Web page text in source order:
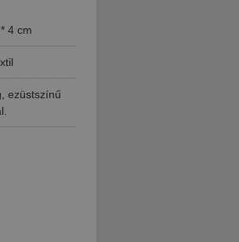
4 cm
ezüstszínű